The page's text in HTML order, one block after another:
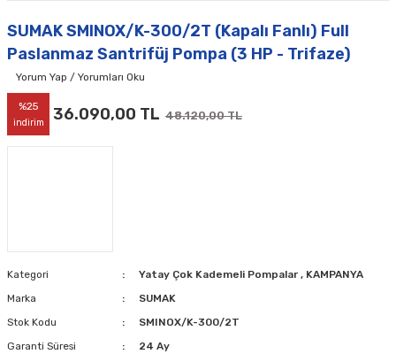
SUMAK SMINOX/K-300/2T (Kapalı Fanlı) Full
Paslanmaz Santrifüj Pompa (3 HP - Trifaze)
Yorum Yap / Yorumları Oku
%25
indirim 36.090,00 TL 48.120,00 TL
Kategori Yatay Çok Kademeli Pompalar , KAMPANYA
Marka
SUMAK
Stok Kodu
SMINOX/K-300/2T
Garanti Süresi
24 Ay